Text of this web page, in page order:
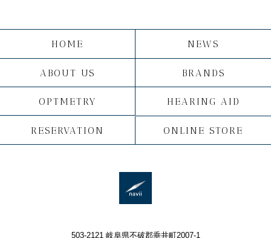
HOME NEWS
ABOUT US BRANDS
OPTMETRY HEARING AID
RESERVATION ONLINE STORE
503-2121 岐阜県不破郡垂井町2007-1